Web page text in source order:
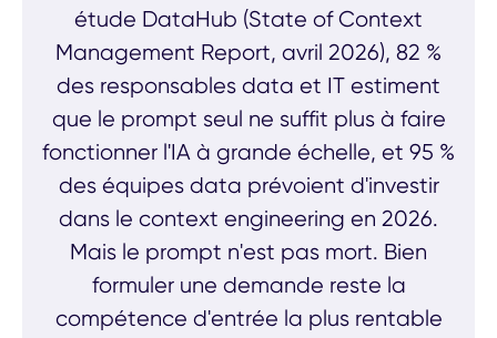
étude DataHub (State of Context
Management Report, avril 2026), 82 %
des responsables data et IT estiment
que le prompt seul ne suffit plus à faire
fonctionner l'IA à grande échelle, et 95 %
des équipes data prévoient d'investir
dans le context engineering en 2026.
Mais le prompt n'est pas mort. Bien
formuler une demande reste la
compétence d'entrée la plus rentable